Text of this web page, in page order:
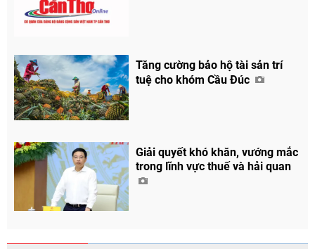
Tăng cường bảo hộ tài sản trí
tuệ cho khóm Cầu Đúc
Giải quyết khó khăn, vướng mắc
trong lĩnh vực thuế và hải quan